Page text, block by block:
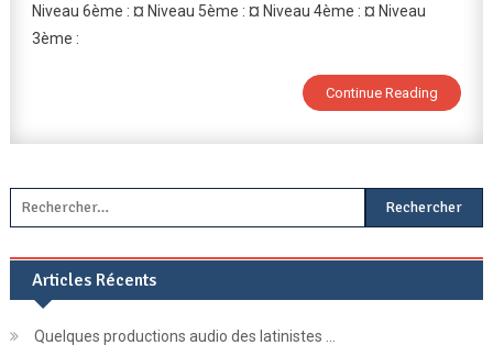
Scolaires
Niveau 6ème : ¤ Niveau 5ème : ¤ Niveau 4ème : ¤ Niveau
3ème :
Continue Reading
Rechercher :
Articles Récents
Quelques productions audio des latinistes …